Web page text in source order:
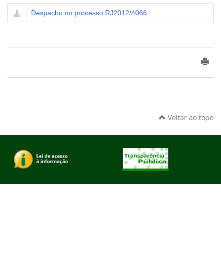
Despacho no processo RJ2012/4066
Voltar ao topo